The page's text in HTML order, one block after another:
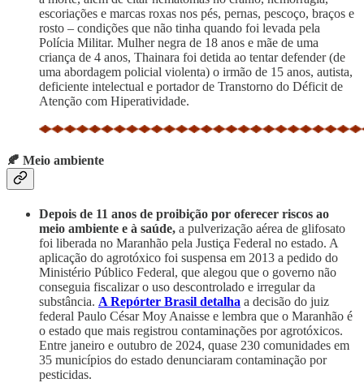
escoriações e marcas roxas nos pés, pernas, pescoço, braços e
rosto – condições que não tinha quando foi levada pela
Polícia Militar. Mulher negra de 18 anos e mãe de uma
criança de 4 anos, Thainara foi detida ao tentar defender (de
uma abordagem policial violenta) o irmão de 15 anos, autista,
deficiente intelectual e portador de Transtorno do Déficit de
Atenção com Hiperatividade.
🍂 Meio ambiente
Depois de 11 anos de proibição por oferecer riscos ao
meio ambiente e à saúde, a pulverização aérea de glifosato
foi liberada no Maranhão pela Justiça Federal no estado. A
aplicação do agrotóxico foi suspensa em 2013 a pedido do
Ministério Público Federal, que alegou que o governo não
conseguia fiscalizar o uso descontrolado e irregular da
substância. A Repórter Brasil detalha a decisão do juiz
federal Paulo César Moy Anaisse e lembra que o Maranhão é
o estado que mais registrou contaminações por agrotóxicos.
Entre janeiro e outubro de 2024, quase 230 comunidades em
35 municípios do estado denunciaram contaminação por
pesticidas.